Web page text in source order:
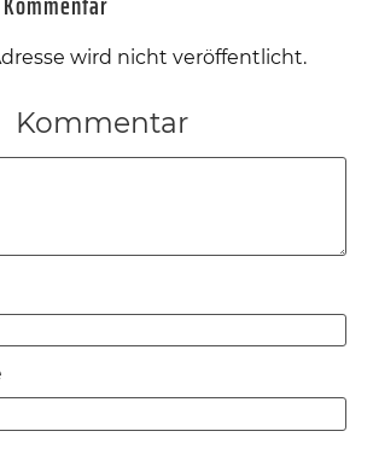
wird nicht veröffentlicht.
Kommentar